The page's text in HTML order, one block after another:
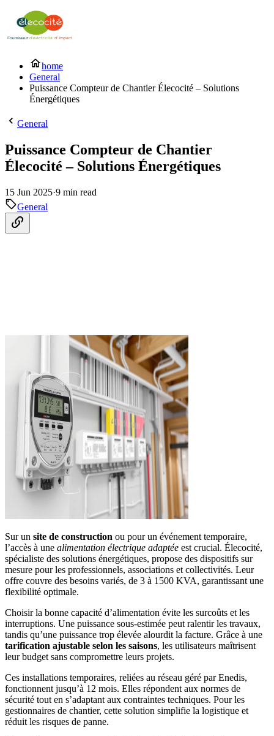
home
General
Puissance Compteur de Chantier Élecocité – Solutions
Énergétiques
General
Puissance Compteur de Chantier
Élecocité – Solutions Énergétiques
15 Jun 2025·9 min read
General
Sur un site de construction ou pour un événement temporaire,
l’accès à une alimentation électrique adaptée est crucial. Élecocité,
spécialiste des solutions énergétiques, propose des dispositifs sur
mesure pour les professionnels, associations et collectivités. Leur
offre couvre des besoins variés, de 3 à 1500 KVA, garantissant une
flexibilité optimale.
Choisir la bonne capacité d’alimentation évite les surcoûts et les
interruptions. Une puissance sous-estimée peut ralentir les travaux,
tandis qu’une puissance trop élevée alourdit la facture. Grâce à une
tarification ajustable selon les saisons, les utilisateurs maîtrisent
leur budget sans compromettre leurs projets.
Ces installations temporaires, reliées au réseau géré par Enedis,
fonctionnent jusqu’à 12 mois. Elles répondent aux normes de
sécurité tout en s’adaptant aux contraintes techniques. Pour les
gestionnaires de chantier, cette solution simplifie la logistique et
réduit les risques de panne.